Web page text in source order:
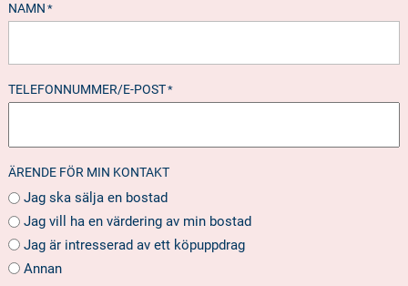
NAMN *
TELEFONNUMMER/E-POST*
ÄRENDE FÖR MIN KONTAKT
Jag ska sälja en bostad
Jag vill ha en värdering av min bostad
Jag är intresserad av ett köpuppdrag
Annan